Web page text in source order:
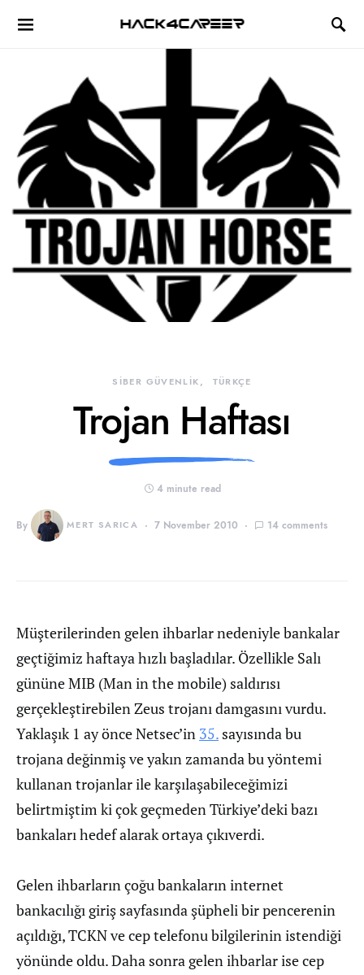
Hack4Career
SİBER GÜVENLİK TÜRKÇE
Trojan Haftası
4 minute read
By MERT SARICA 7 November 2010 14 comments
Müşterilerinden gelen ihbarlar nedeniyle bankalar
geçtiğimiz haftaya hızlı başladılar. Özellikle Salı
gününe MIB (Man in the mobile) saldırısı
gerçekleştirebilen Zeus trojanı damgasını vurdu.
Yaklaşık 1 ay önce Netsec’in 35. sayısında bu
trojana değinmiş ve yakın zamanda bu yöntemi
kullanan trojanlar ile karşılaşabileceğimizi
belirtmiştim ki çok geçmeden Türkiye’deki bazı
bankaları hedef alarak ortaya çıkıverdi.
Gelen ihbarların çoğu bankaların internet
bankacılığı giriş sayfasında şüpheli bir pencerenin
açıldığı, TCKN ve cep telefonu bilgilerinin istendiği
yönünde oldu. Daha sonra gelen ihbarlar ise cep